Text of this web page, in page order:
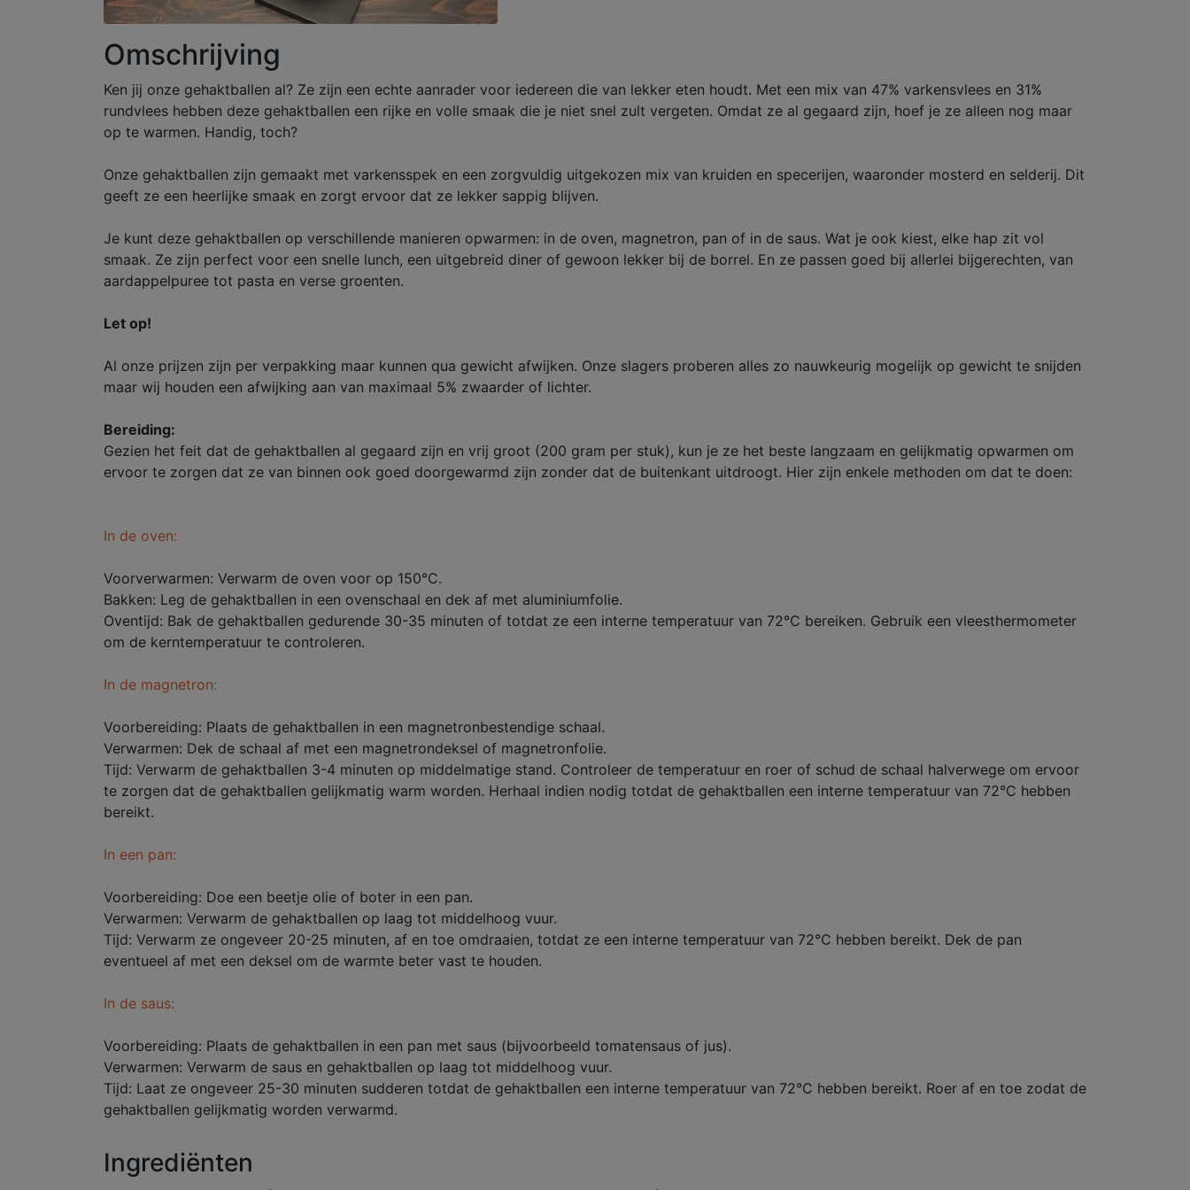
Omschrijving
Ken jij onze gehaktballen al? Ze zijn een echte aanrader voor iedereen die van lekker eten houdt. Met een mix van 47% varkensvlees en 31%
rundvlees hebben deze gehaktballen een rijke en volle smaak die je niet snel zult vergeten. Omdat ze al gegaard zijn, hoef je ze alleen nog maar
op te warmen. Handig, toch?
Onze gehaktballen zijn gemaakt met varkensspek en een zorgvuldig uitgekozen mix van kruiden en specerijen, waaronder mosterd en selderij. Dit
geeft ze een heerlijke smaak en zorgt ervoor dat ze lekker sappig blijven.
Je kunt deze gehaktballen op verschillende manieren opwarmen: in de oven, magnetron, pan of in de saus. Wat je ook kiest, elke hap zit vol
smaak. Ze zijn perfect voor een snelle lunch, een uitgebreid diner of gewoon lekker bij de borrel. En ze passen goed bij allerlei bijgerechten, van
aardappelpuree tot pasta en verse groenten.
Let op!
Al onze prijzen zijn per verpakking maar kunnen qua gewicht afwijken. Onze slagers proberen alles zo nauwkeurig mogelijk op gewicht te snijden
maar wij houden een afwijking aan van maximaal 5% zwaarder of lichter.
Bereiding:
Gezien het feit dat de gehaktballen al gegaard zijn en vrij groot (200 gram per stuk), kun je ze het beste langzaam en gelijkmatig opwarmen om
ervoor te zorgen dat ze van binnen ook goed doorgewarmd zijn zonder dat de buitenkant uitdroogt. Hier zijn enkele methoden om dat te doen:
In de oven:
Voorverwarmen: Verwarm de oven voor op 150°C.
Bakken: Leg de gehaktballen in een ovenschaal en dek af met aluminiumfolie.
Oventijd: Bak de gehaktballen gedurende 30-35 minuten of totdat ze een interne temperatuur van 72°C bereiken. Gebruik een vleesthermometer
om de kerntemperatuur te controleren.
In de magnetron:
Voorbereiding: Plaats de gehaktballen in een magnetronbestendige schaal.
Verwarmen: Dek de schaal af met een magnetrondeksel of magnetronfolie.
Tijd: Verwarm de gehaktballen 3-4 minuten op middelmatige stand. Controleer de temperatuur en roer of schud de schaal halverwege om ervoor
te zorgen dat de gehaktballen gelijkmatig warm worden. Herhaal indien nodig totdat de gehaktballen een interne temperatuur van 72°C hebben
bereikt.
In een pan:
Voorbereiding: Doe een beetje olie of boter in een pan.
Verwarmen: Verwarm de gehaktballen op laag tot middelhoog vuur.
Tijd: Verwarm ze ongeveer 20-25 minuten, af en toe omdraaien, totdat ze een interne temperatuur van 72°C hebben bereikt. Dek de pan
eventueel af met een deksel om de warmte beter vast te houden.
In de saus:
Voorbereiding: Plaats de gehaktballen in een pan met saus (bijvoorbeeld tomatensaus of jus).
Verwarmen: Verwarm de saus en gehaktballen op laag tot middelhoog vuur.
Tijd: Laat ze ongeveer 25-30 minuten sudderen totdat de gehaktballen een interne temperatuur van 72°C hebben bereikt. Roer af en toe zodat de
gehaktballen gelijkmatig worden verwarmd.
Ingrediënten